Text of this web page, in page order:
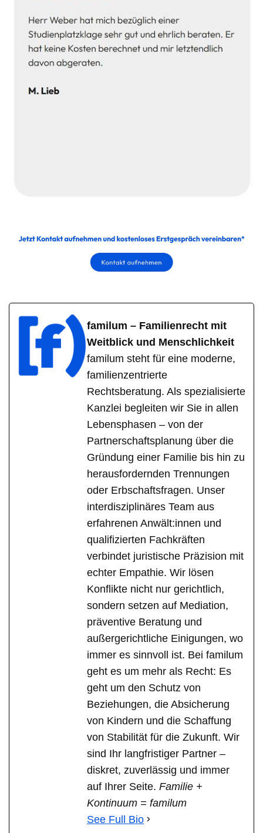
familum – Familienrecht mit
Weitblick und Menschlichkeit
familum steht für eine moderne,
familienzentrierte
Rechtsberatung. Als spezialisierte
Kanzlei begleiten wir Sie in allen
Lebensphasen – von der
Partnerschaftsplanung über die
Gründung einer Familie bis hin zu
herausfordernden Trennungen
oder Erbschaftsfragen. Unser
interdisziplinäres Team aus
erfahrenen Anwält:innen und
qualifizierten Fachkräften
verbindet juristische Präzision mit
echter Empathie. Wir lösen
Konflikte nicht nur gerichtlich,
sondern setzen auf Mediation,
präventive Beratung und
außergerichtliche Einigungen, wo
immer es sinnvoll ist. Bei familum
geht es um mehr als Recht: Es
geht um den Schutz von
Beziehungen, die Absicherung
von Kindern und die Schaffung
von Stabilität für die Zukunft. Wir
sind Ihr langfristiger Partner –
diskret, zuverlässig und immer
auf Ihrer Seite. Familie +
Kontinuum = familum
See Full Bio